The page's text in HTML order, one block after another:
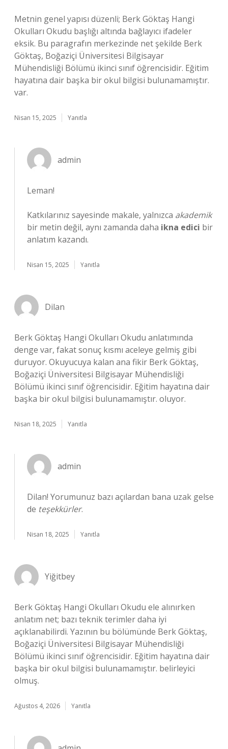
Metnin genel yapısı düzenli; Berk Göktaş Hangi
Okulları Okudu başlığı altında bağlayıcı ifadeler
eksik. Bu paragrafın merkezinde net şekilde Berk
Göktaş, Boğaziçi Üniversitesi Bilgisayar
Mühendisliği Bölümü ikinci sınıf öğrencisidir. Eğitim
hayatına dair başka bir okul bilgisi bulunamamıştır.
var.
Nisan 15, 2025 Yanıtla
admin
Leman!
Katkılarınız sayesinde makale, yalnızca akademik
bir metin değil, aynı zamanda daha ikna edici bir
anlatım kazandı.
Nisan 15, 2025 Yanıtla
Dilan
Berk Göktaş Hangi Okulları Okudu anlatımında
denge var, fakat sonuç kısmı aceleye gelmiş gibi
duruyor. Okuyucuya kalan ana fikir Berk Göktaş,
Boğaziçi Üniversitesi Bilgisayar Mühendisliği
Bölümü ikinci sınıf öğrencisidir. Eğitim hayatına dair
başka bir okul bilgisi bulunamamıştır. oluyor.
Nisan 18, 2025 Yanıtla
admin
Dilan! Yorumunuz bazı açılardan bana uzak gelse
de teşekkürler.
Nisan 18, 2025 Yanıtla
Yiğitbey
Berk Göktaş Hangi Okulları Okudu ele alınırken
anlatım net; bazı teknik terimler daha iyi
açıklanabilirdi. Yazının bu bölümünde Berk Göktaş,
Boğaziçi Üniversitesi Bilgisayar Mühendisliği
Bölümü ikinci sınıf öğrencisidir. Eğitim hayatına dair
başka bir okul bilgisi bulunamamıştır. belirleyici
olmuş.
Ağustos 4, 2026 Yanıtla